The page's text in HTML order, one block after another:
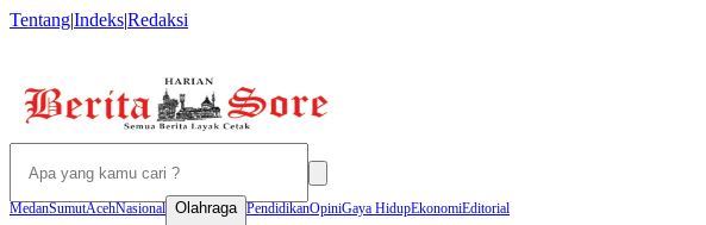
Tentang|Indeks|Redaksi
MedanSumutAcehNasional Olahraga PendidikanOpiniGaya HidupEkonomiEditorial